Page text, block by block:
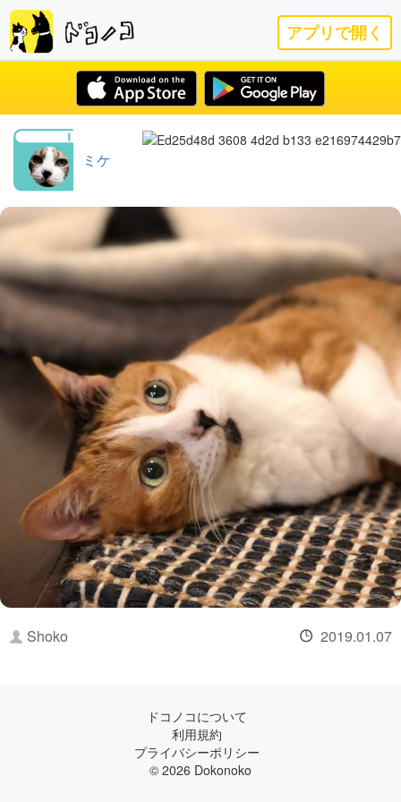
アプリで開く
ミケ
Shoko 2019.01.07
ドコノコについて
利用規約
プライバシーポリシー
© 2026 Dokonoko